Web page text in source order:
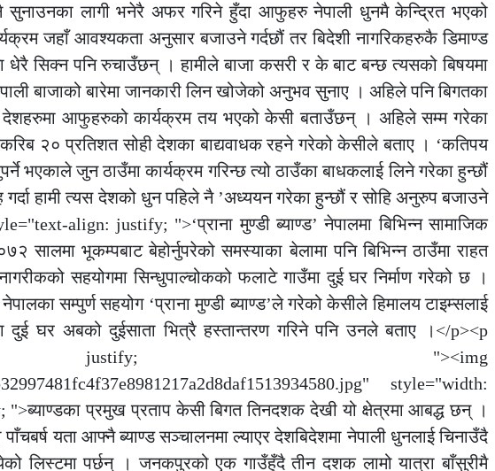
नै सुनाउनका लागी भनेरै अफर गरिने हुँदा आफुहरु नेपाली धुनमै केन्द्रित भएको
जहाँ आवश्यकता अनुसार बजाउने गर्दछौं तर बिदेशी नागरिकहरुकै डिमाण्ड
धेरै सिक्न पनि रुचाउँछन् । हामीले बाजा कसरी र के बाट बन्छ त्यसको बिषयमा
बाजाको बारेमा जानकारी लिन खोजेको अनुभव सुनाए । अहिले पनि बिगतका
देशहरुमा आफुहरुको कार्यक्रम तय भएको केसी बताउँछन् । अहिले सम्म गरेका
२० प्रतिशत सोही देशका बाद्यवाधक रहने गरेको केसीले बताए । ‘कतिपय
भएकाले जुन ठाउँमा कार्यक्रम गरिन्छ त्यो ठाउँका बाधकलाई लिने गरेका हुन्छौं
हामी त्यस देशको धुन पहिले नै ’अध्ययन गरेका हुन्छौं र सोहि अनुरुप बजाउने
align: justify; ">‘प्राना मुण्डी ब्याण्ड’ नेपालमा बिभिन्न सामाजिक
भूकम्पबाट बेहोर्नुपरेको समस्याका बेलामा पनि बिभिन्न ठाउँमा राहत
सहयोगमा सिन्धुपाल्चोकको फलाटे गाउँमा दुई घर निर्माण गरेको छ ।
सम्पुर्ण सहयोग ‘प्राना मुण्डी ब्याण्ड’ले गरेको केसीले हिमालय टाइम्सलाई
दुई घर अबको दुईसाता भित्रै हस्तान्तरण गरिने पनि उनले बताए ।</p><p
justify; "><img
style="width:
प्रमुख प्रताप केसी बिगत तिनदशक देखी यो क्षेत्रमा आबद्ध छन् ।
यता आफ्नै ब्याण्ड सञ्चालनमा ल्याएर देशबिदेशमा नेपाली धुनलाई चिनाउँदै
लिस्टमा पर्छन् । जनकपुरको एक गाउँहुँदै तीन दशक लामो यात्रा बाँसुरीमै